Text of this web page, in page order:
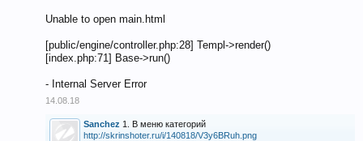
Unable to open main.html
[public/engine/controller.php:28] Templ->render()
[index.php:71] Base->run()
- Internal Server Error
14.08.18
Sanchez 1. В меню категорий
http://skrinshoter.ru/i/140818/V3y6BRuh.png